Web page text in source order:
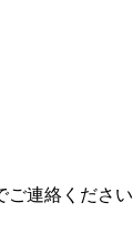
ご連絡ください